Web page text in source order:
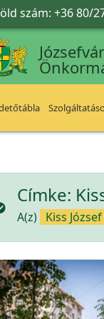
szám: +36 80/
Címke:
A(z) Kiss